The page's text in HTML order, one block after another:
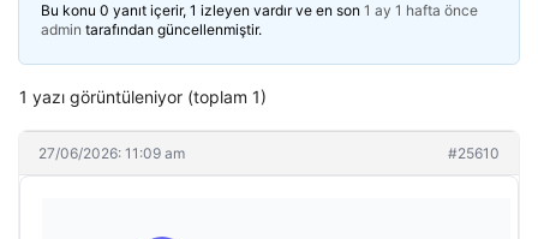
Bu konu 0 yanıt içerir, 1 izleyen vardır ve en son 1 ay 1 hafta önce
admin tarafından güncellenmiştir.
1 yazı görüntüleniyor (toplam 1)
27/06/2026: 11:09 am #25610